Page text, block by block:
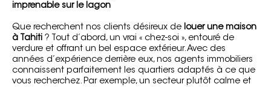
imprenable sur le lagon
Que recherchent nos clients désireux de louer une maison
à Tahiti ? Tout d’abord, un vrai « chez-soi », entouré de
verdure et offrant un bel espace extérieur. Avec des
années d’expérience derrière eux, nos agents immobiliers
connaissent parfaitement les quartiers adaptés à ce que
vous recherchez. Par exemple, un secteur plutôt calme et